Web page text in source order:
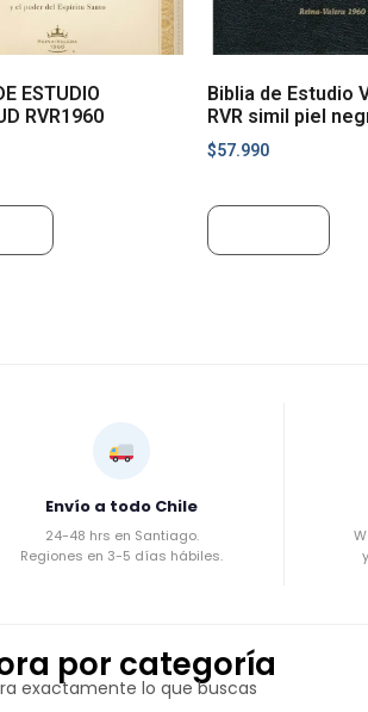
ESTUDIO
RVR1960
Biblia de Estudio
RVR simil piel
$57.990
Envío a todo Chile
24-48 hrs en Santiago.
Regiones en 3-5 días hábiles.
por categoría
exactamente lo que buscas